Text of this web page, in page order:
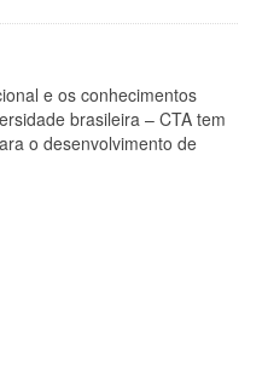
e os conhecimentos
brasileira – CTA tem
o desenvolvimento de